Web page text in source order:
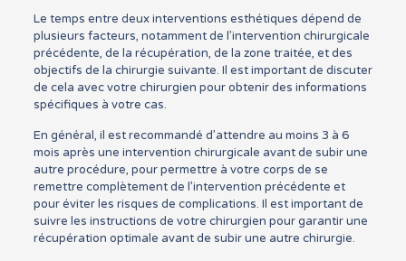
Le temps entre deux interventions esthétiques dépend de
plusieurs facteurs, notamment de l’intervention chirurgicale
précédente, de la récupération, de la zone traitée, et des
objectifs de la chirurgie suivante. Il est important de discuter
de cela avec votre chirurgien pour obtenir des informations
spécifiques à votre cas.
En général, il est recommandé d’attendre au moins 3 à 6
mois après une intervention chirurgicale avant de subir une
autre procédure, pour permettre à votre corps de se
remettre complètement de l’intervention précédente et
pour éviter les risques de complications. Il est important de
suivre les instructions de votre chirurgien pour garantir une
récupération optimale avant de subir une autre chirurgie.